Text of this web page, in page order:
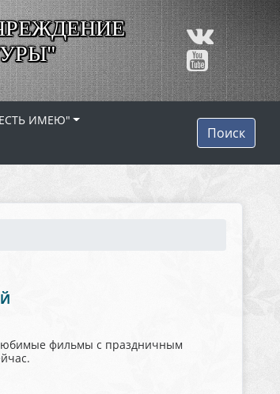
ИМЕЮ"
Поиск
фильмы с праздничным